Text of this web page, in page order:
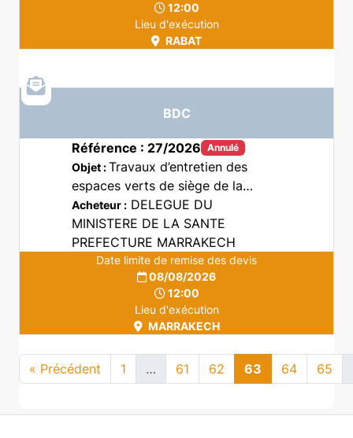
12:00
Lieu d'exécution
RABAT
BDC
Référence : 27/2026 Annulé
Objet :Travaux d’entretien des
espaces verts de siège de la
délégation de la santé et de la
protection sociale Marrakech.
Acheteur : DELEGUE DU
MINISTERE DE LA SANTE
PREFECTURE MARRAKECH
Date limite de remise des devis
08/08/2026
12:00
Lieu d'exécution
MARRAKECH
« Précédent 1 … 61 62 63 64 65